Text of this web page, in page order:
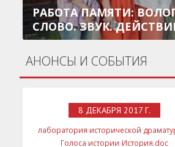
РАБОТА ПАМЯТИ:
СЛОВО. ЗВУК.
АНОНСЫ И СОБЫТИЯ
8 ДЕКАБРЯ 2017 Г.
лаборатория исторической
Голоса истории История.doc